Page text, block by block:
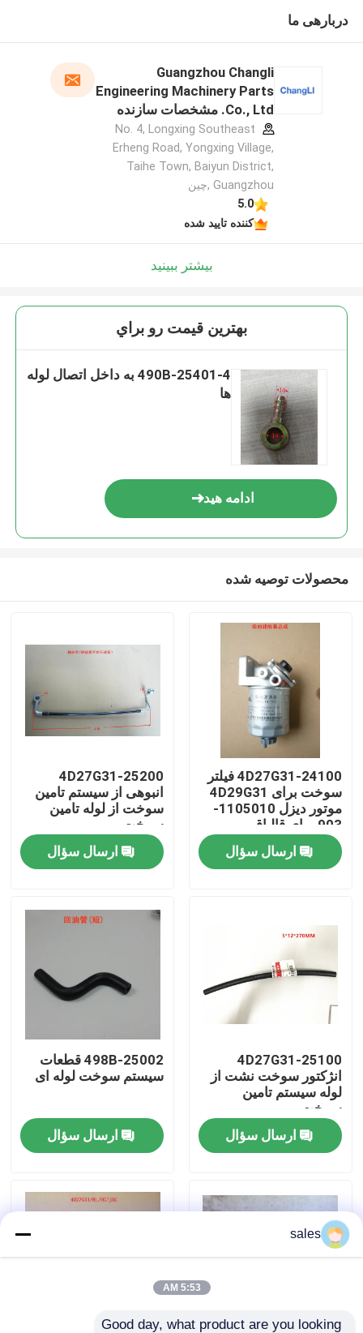
خونه
ویدیو
درباره ما
تور کارخانه
کنترل کیفیت
درخواست نقل قول
مجموعه بلوک موتور و لوازم جانبی
دربارهی ما
Guangzhou Changli
Engineering Machinery Parts
Co., Ltd. مشخصات سازنده
No. 4, Longxing Southeast
Erheng Road, Yongxing Village,
Taihe Town, Baiyun District,
Guangzhou ,چین
5.0
کننده تایید شده
بیشتر ببینید
بهترين قيمت رو براي
490B-25401-4 به داخل اتصال لوله
ها
ادامه هید
محصولات توصیه شده
4D27G31-24100 فیلتر
سوخت برای 4D29G31
موتور دیزل 1105010-
903 برای قالپاق
ارسال سؤال
4D27G31-25200
انبوهی از سیستم تامین
سوخت از لوله تامین
سوخت
ارسال سؤال
4D27G31-25100
انژکتور سوخت نشت از
لوله سیستم تامین
سوخت
ارسال سؤال
498B-25002 قطعات
سیستم سوخت لوله ای
ارسال سؤال
sales
5:53 AM
Good day, what product are you looking